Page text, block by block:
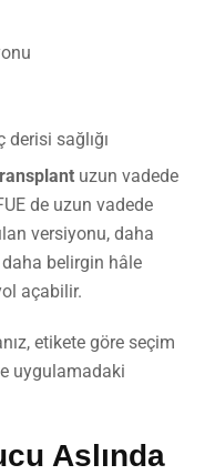
sağlığı
uzun vadede
de uzun vadede
versiyonu, daha
belirgin hâle
açabilir.
etikete göre seçim
uygulamadaki
Aslında